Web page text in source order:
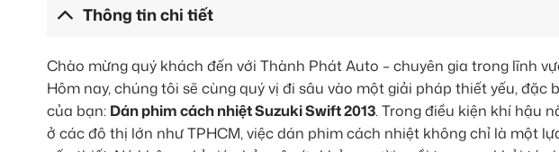
Thông tin chi tiết
Chào mừng quý khách đến với Thành Phát Auto – chuyên gia trong lĩnh
Hôm nay, chúng tôi sẽ cùng quý vị đi sâu vào một giải pháp thiết yếu, đặc
của bạn: Dán phim cách nhiệt Suzuki Swift 2013. Trong điều kiện khí hậu
ở các đô thị lớn như TPHCM, việc dán phim cách nhiệt không chỉ là một